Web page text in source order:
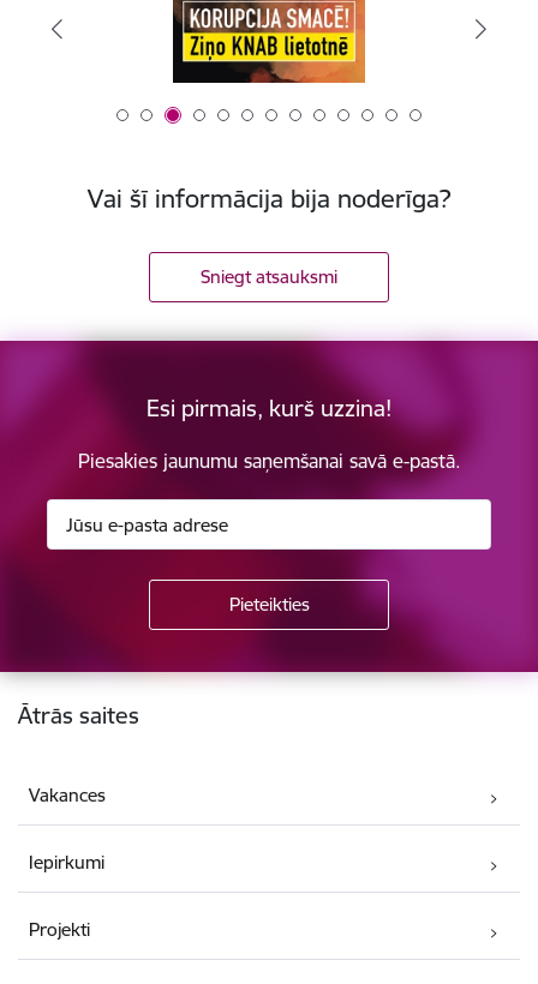
Vai šī informācija bija noderīga?
Sniegt atsauksmi
Esi pirmais, kurš uzzina!
Piesakies jaunumu saņemšanai savā e-pastā.
Kājene
Ātrās saites
Vakances
Iepirkumi
Projekti